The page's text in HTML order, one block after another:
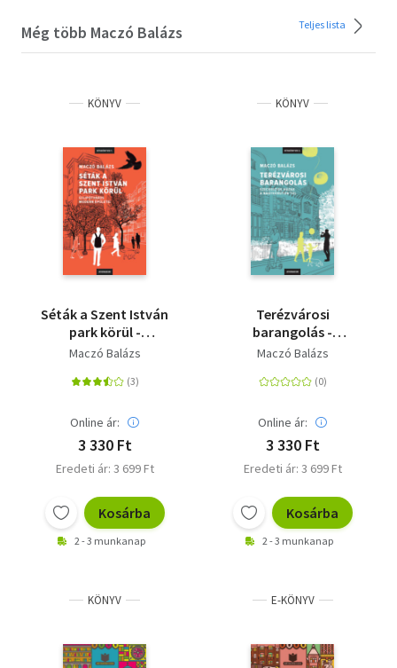
Még több Maczó Balázs Teljes lista
KÖNYV
Séták a Szent István
park körül -
Újlipótváros modern
Maczó Balázs
Online ár:
3 330 Ft
Eredeti ár: 3 699 Ft
Kosárba
2 - 3 munkanap
KÖNYV
Terézvárosi
barangolás -
Szecessziós házak a
Maczó Balázs
Online ár:
3 330 Ft
Eredeti ár: 3 699 Ft
Kosárba
2 - 3 munkanap
KÖNYV E-KÖNYV